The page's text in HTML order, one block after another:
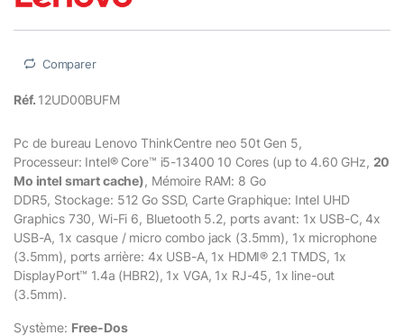
Comparer
Réf. 12UD00BUFM
Pc de bureau Lenovo ThinkCentre neo 50t Gen 5,
Processeur: Intel® Core™ i5-13400 10 Cores (up to 4.60 GHz, 20
Mo intel smart cache), Mémoire RAM: 8 Go
DDR5, Stockage: 512 Go SSD, Carte Graphique: Intel UHD
Graphics 730, Wi-Fi 6, Bluetooth 5.2, ports avant: 1x USB-C, 4x
USB-A, 1x casque / micro combo jack (3.5mm), 1x microphone
(3.5mm), ports arrière: 4x USB-A, 1x HDMI® 2.1 TMDS, 1x
DisplayPort™ 1.4a (HBR2), 1x VGA, 1x RJ-45, 1x line-out
(3.5mm).
Système: Free-Dos